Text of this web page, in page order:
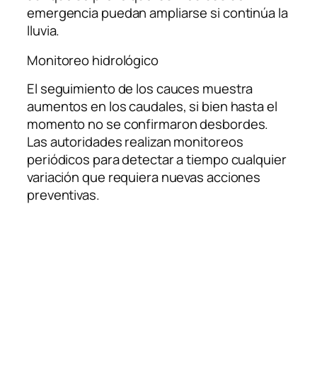
emergencia puedan ampliarse si continúa la
lluvia.
Monitoreo hidrológico
El seguimiento de los cauces muestra
aumentos en los caudales, si bien hasta el
momento no se confirmaron desbordes.
Las autoridades realizan monitoreos
periódicos para detectar a tiempo cualquier
variación que requiera nuevas acciones
preventivas.